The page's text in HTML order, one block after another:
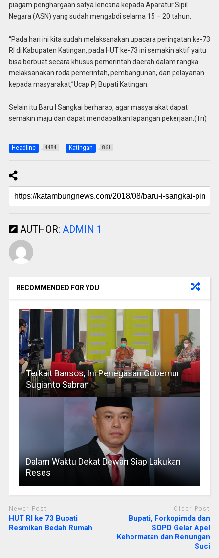
piagam penghargaan satya lencana kepada Aparatur Sipil
Negara (ASN) yang sudah mengabdi selama 15 – 20 tahun.
“Pada hari ini kita sudah melaksanakan upacara peringatan ke-73
RI di Kabupaten Katingan, pada HUT ke-73 ini semakin aktif yaitu
bisa berbuat secara khusus pemerintah daerah dalam rangka
melaksanakan roda pemerintah, pembangunan, dan pelayanan
kepada masyarakat,”Ucap Pj Bupati Katingan.
Selain itu Baru I Sangkai berharap, agar masyarakat dapat
semakin maju dan dapat mendapatkan lapangan pekerjaan.(Tri)
Headline 4484 Katingan 861
AUTHOR: ADMIN 1
RECOMMENDED FOR YOU
Terkait Bansos, Ini Penegasan Gubernur
Sugianto Sabran
Dalam Waktu Dekat Dewan Siap Lakukan
Reses
Newer Post
HUT RI ke 73 Bupati
Resmikan Bedah Rumah
Older Post
Bupati, Forkopimda dan
SOPD Gelar Apel
Kehormatan dan Renungan
Suci